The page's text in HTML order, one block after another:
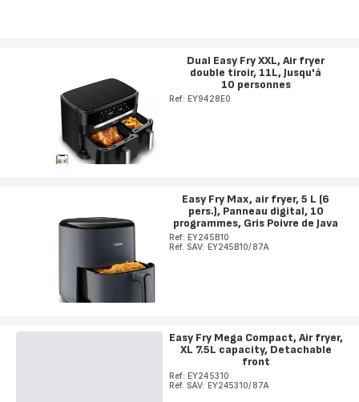
Dual Easy Fry XXL, Air fryer
double tiroir, 11L, Jusqu'à
10 personnes
Ref: EY9428E0
Easy Fry Max, air fryer, 5 L (6
pers.), Panneau digital, 10
programmes, Gris Poivre de Java
Ref: EY245B10
Réf. SAV: EY245B10/87A
Easy Fry Mega Compact, Air fryer,
XL 7.5L capacity, Detachable
front
Ref: EY245310
Réf. SAV: EY245310/87A